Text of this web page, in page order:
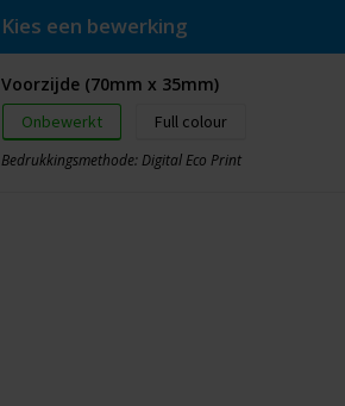
Kies een bewerking
Voorzijde (70mm x 35mm)
Onbewerkt Full colour
Bedrukkingsmethode: Digital Eco Print